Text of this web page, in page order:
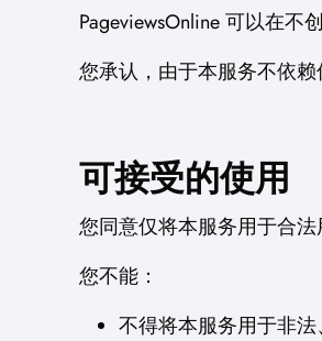
PageviewsOnline 可以在不
您承认，由于本服务不依
可接受的使用
您同意仅将本服务用于合法
您不能：
不得将本服务用于非